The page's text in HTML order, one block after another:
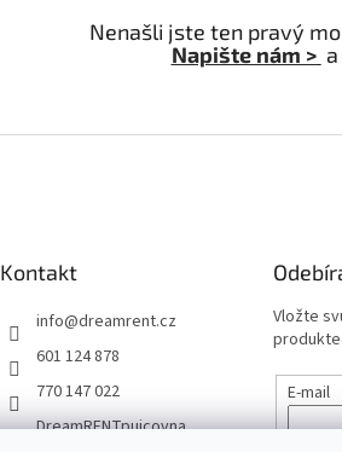
Nenašli jste ten pravý
Napište nám >
Kontakt
info@dreamrent.cz
601 124 878
770 147 022
DreamRENTpujcovna
Vložte
E-mail